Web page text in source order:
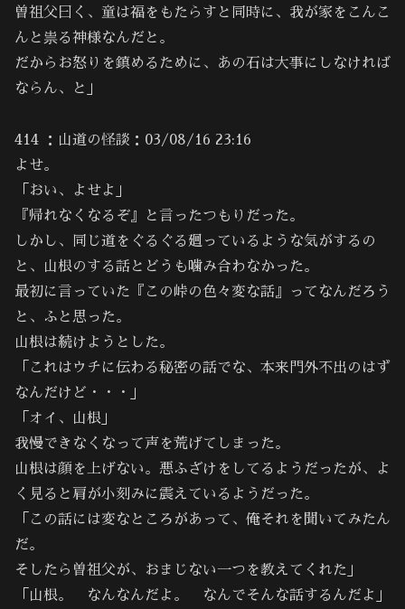
曽祖父曰く、童は福をもたらすと同時に、我が家をこんこ
んと祟る神様なんだと。
だからお怒りを鎮めるために、あの石は大事にしなければ
ならん、と」
414 ：山道の怪談：03/08/16 23:16
よせ。
「おい、よせよ」
『帰れなくなるぞ』と言ったつもりだった。
しかし、同じ道をぐるぐる廻っているような気がするの
と、山根のする話とどうも噛み合わなかった。
最初に言っていた『この峠の色々変な話』ってなんだろう
と、ふと思った。
山根は続けようとした。
「これはウチに伝わる秘密の話でな、本来門外不出のはず
なんだけど・・・」
「オイ、山根」
我慢できなくなって声を荒げてしまった。
山根は顔を上げない。悪ふざけをしてるようだったが、よ
く見ると肩が小刻みに震えているようだった。
「この話には変なところがあって、俺それを聞いてみたん
だ。
そしたら曽祖父が、おまじない一つを教えてくれた」
「山根。 なんなんだよ。 なんでそんな話するんだよ」